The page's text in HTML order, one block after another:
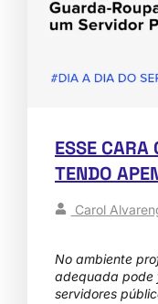
ESSE CARA
TENDO
Carol
No ambiente
adequada pode
servidores